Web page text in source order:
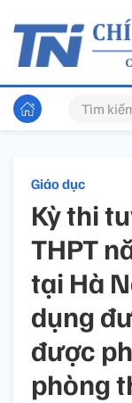
Giáo dục
Kỳ thi
THPT
tại Hà
dụng
được
phòng